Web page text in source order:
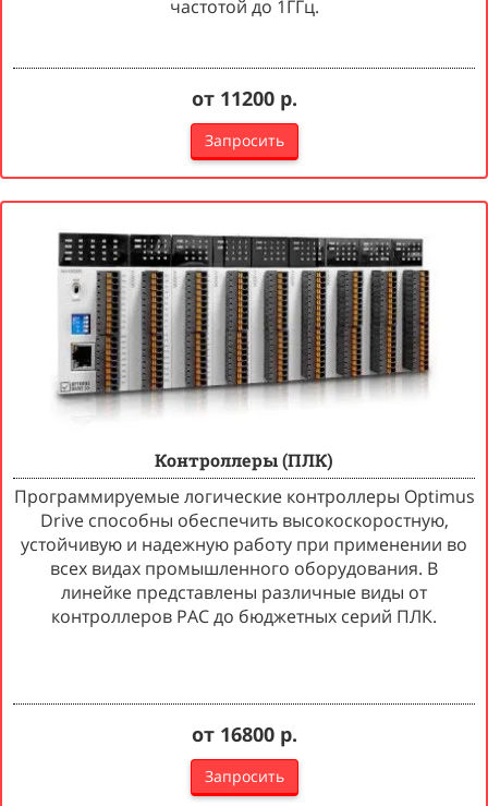
частотой до 1ГГц.
от 11200 р.
Запросить
Контроллеры (ПЛК)
Программируемые логические контроллеры Optimus
Drive способны обеспечить высокоскоростную,
устойчивую и надежную работу при применении во
всех видах промышленного оборудования. В
линейке представлены различные виды от
контроллеров PAC до бюджетных серий ПЛК.
от 16800 р.
Запросить